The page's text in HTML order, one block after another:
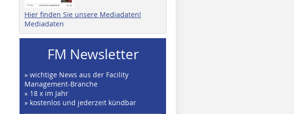
Hier finden Sie unsere Mediadaten!
Mediadaten
FM Newsletter
» wichtige News aus der Facility
Management-Branche
» 18 x im Jahr
» kostenlos und jederzeit kündbar